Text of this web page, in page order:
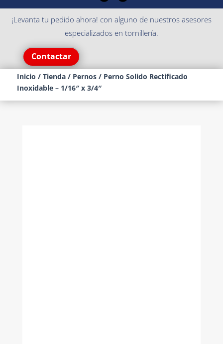
¡Levanta tu pedido ahora! con alguno de nuestros asesores
especializados en tornillería.
Contactar
Inicio / Tienda/ Pernos/ Perno Solido Rectificado
Inoxidable – 1/16″ x 3/4″